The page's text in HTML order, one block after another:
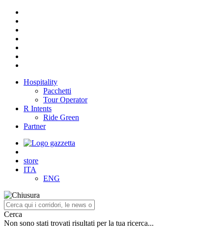
Hospitality
Pacchetti
Tour Operator
R Intents
Ride Green
Partner
store
ITA
ENG
Cerca
Non sono stati trovati risultati per la tua ricerca...